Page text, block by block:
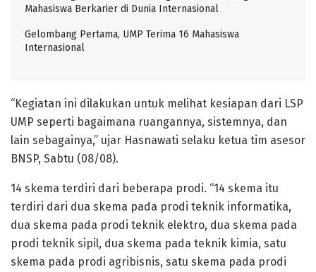
Mahasiswa Berkarier di Dunia Internasional
Gelombang Pertama, UMP Terima 16 Mahasiswa
Internasional
“Kegiatan ini dilakukan untuk melihat kesiapan dari LSP
UMP seperti bagaimana ruangannya, sistemnya, dan
lain sebagainya,” ujar Hasnawati selaku ketua tim asesor
BNSP, Sabtu (08/08).
14 skema terdiri dari beberapa prodi. “14 skema itu
terdiri dari dua skema pada prodi teknik informatika,
dua skema pada prodi teknik elektro, dua skema pada
prodi teknik sipil, dua skema pada teknik kimia, satu
skema pada prodi agribisnis, satu skema pada prodi